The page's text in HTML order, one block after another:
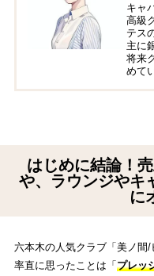
キャ
高級
テス
主に
将来
めて
はじめに結論！
や、ラウンジやキ
に
六本木の人気クラブ「美ノ間
率直に思ったことは「 プレッ